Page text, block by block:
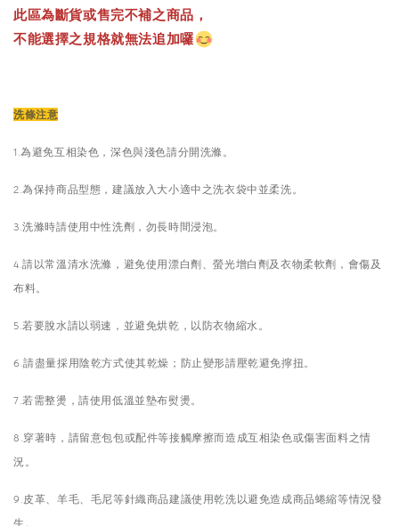
此區為斷貨或售完不補之商品，
不能選擇之規格就無法追加囉
洗條注意
1.為避免互相染色，深色與淺色請分開洗滌。
2.為保持商品型態，建議放入大小適中之洗衣袋中並柔洗。
3.洗滌時請使用中性洗劑，勿長時間浸泡。
4.請以常溫清水洗滌，避免使用漂白劑、螢光增白劑及衣物柔軟劑，會傷及
布料。
5.若要脫水請以弱速，並避免烘乾，以防衣物縮水。
6.請盡量採用陰乾方式使其乾燥；防止變形請壓乾避免擰扭。
7.若需整燙，請使用低溫並墊布熨燙。
8.穿著時，請留意包包或配件等接觸摩擦而造成互相染色或傷害面料之情
況。
9.皮革、羊毛、毛尼等針織商品建議使用乾洗以避免造成商品蜷縮等情況發
生。